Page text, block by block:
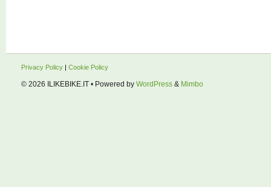
Privacy Policy Cookie Policy
© 2026 ILIKEBIKE.IT • Powered by WordPress & Mimbo